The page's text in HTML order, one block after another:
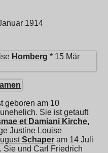
1914
Homberg * 15 Mär
geboren am 10
Sie ist getauft
et Damiani Kirche,
Justine Louise
Schaper am 14 Juli
. Sie und Carl Friedrich